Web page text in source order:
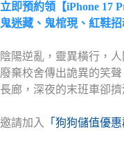
立即預約領【iPhone 17
鬼迷藏、鬼棺現、紅鞋
陰陽逆亂，靈異橫行，
廢棄校舍傳出詭異的笑
長廊，深夜的末班車卻擠
邀請加入 「狗狗儲值優惠